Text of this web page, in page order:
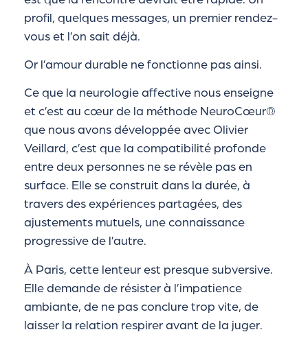
profil, quelques messages, un premier rendez-
vous et l’on sait déjà.
Or l’amour durable ne fonctionne pas ainsi.
Ce que la neurologie affective nous enseigne
et c’est au cœur de la méthode NeuroCœur®
que nous avons développée avec Olivier
Veillard, c’est que la compatibilité profonde
entre deux personnes ne se révèle pas en
surface. Elle se construit dans la durée, à
travers des expériences partagées, des
ajustements mutuels, une connaissance
progressive de l’autre.
À Paris, cette lenteur est presque subversive.
Elle demande de résister à l’impatience
ambiante, de ne pas conclure trop vite, de
laisser la relation respirer avant de la juger.